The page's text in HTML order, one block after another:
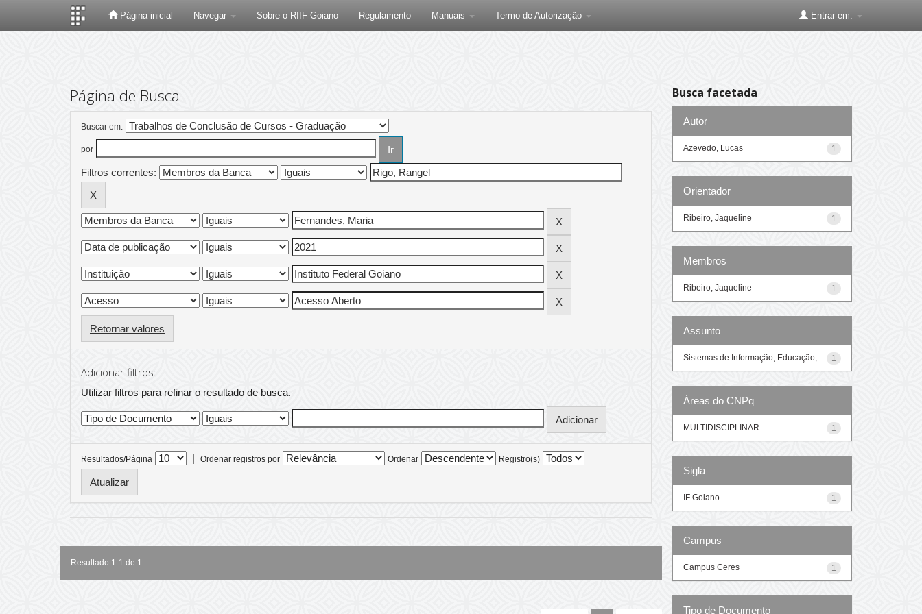
Página inicial Navegar Sobre o RIIF Goiano Regulamento Manuais Termo de Autorização Entrar em:
Página de Busca
Buscar em:
por
Filtros correntes:
Retornar valores
Adicionar filtros:
Utilizar filtros para refinar o resultado de busca.
Resultados/Página | Ordenar registros por Ordenar Registro(s)
Resultado 1-1 de 1.
Busca facetada
Autor
1
Azevedo, Lucas
Orientador
1
Ribeiro, Jaqueline
Membros
1
Ribeiro, Jaqueline
Assunto
1
Sistemas de Informação, Educação,...
Áreas do CNPq
1
MULTIDISCIPLINAR
Sigla
1
IF Goiano
Campus
1
Campus Ceres
Tipo de Documento